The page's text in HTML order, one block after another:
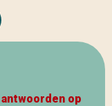
antwoorden op